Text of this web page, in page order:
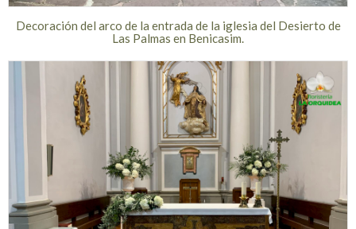
Decoración del arco de la entrada de la iglesia del Desierto de
Las Palmas en Benicasim.